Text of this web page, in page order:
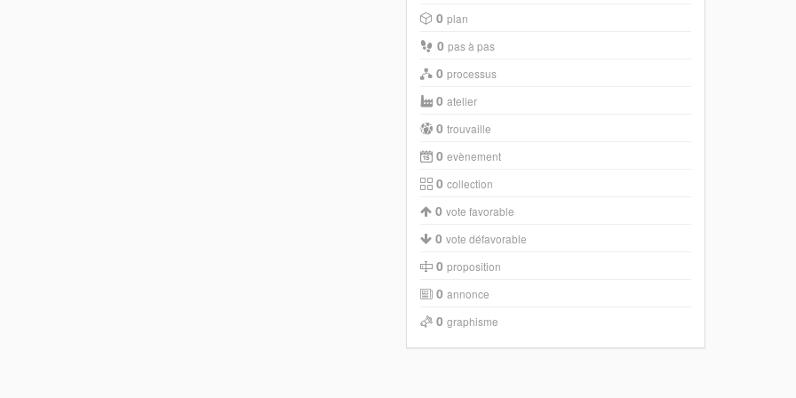
0 plan
0 pas à pas
0 processus
0 atelier
0 trouvaille
0 evènement
0 collection
0 vote favorable
0 vote défavorable
0 proposition
0 annonce
0 graphisme